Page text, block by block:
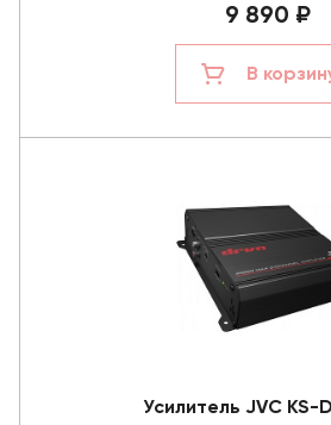
9 890 ₽
В
Усилитель JVC KS-